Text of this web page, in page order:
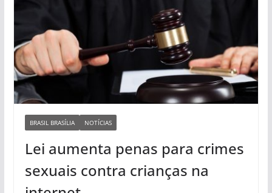
BRASIL BRASÍLIA NOTÍCIAS
Lei aumenta penas para crimes
sexuais contra crianças na